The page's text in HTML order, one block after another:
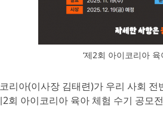
‘제2회 아이코리아
리아(이사장 김태련)가 우리 사회
2회 아이코리아 육아 체험 수기 공모